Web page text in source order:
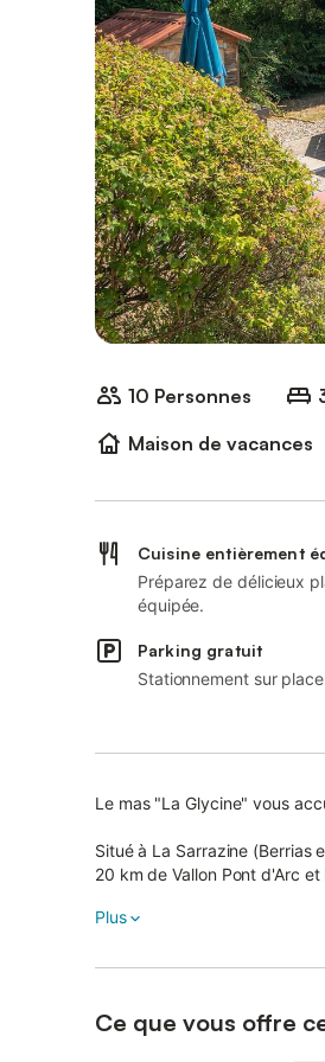
10 Personnes
Maison de vacances
Cuisine entièrement
Préparez de délicieux
équipée.
Parking gratuit
Stationnement sur
Le mas "La Glycine" vous
Situé à La Sarrazine (Berrias
20 km de Vallon Pont d'Arc et
Ce gîte est idéalement situé
Maison typique ardéchoise
Labellisé 3 clés par clé
Plus
Ce que vous offre